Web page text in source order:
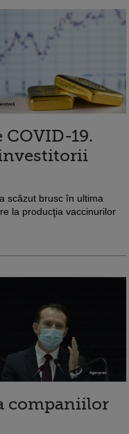
19.
investitorii
scăzut brusc în ultima
la producţia vaccinurilor
companiilor